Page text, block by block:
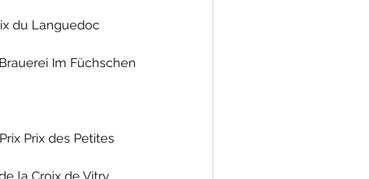
du Languedoc
Im Füchschen
Prix Prix des Petites
la Croix de Vitry